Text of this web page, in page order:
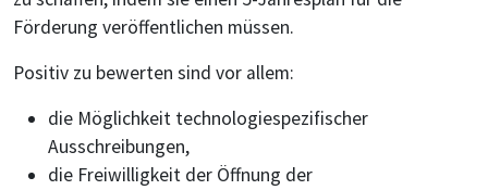
Förderung veröffentlichen müssen.
Positiv zu bewerten sind vor allem:
die Möglichkeit technologiespezifischer
Ausschreibungen,
die Freiwilligkeit der Öffnung der